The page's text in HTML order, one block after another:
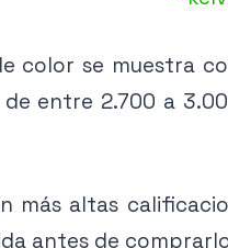
color se muestra
entre 2.700 a
más altas
antes de